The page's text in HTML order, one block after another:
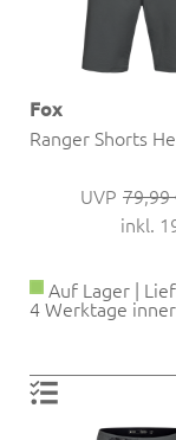
Fox
Ranger Shorts
79,99
inkl.
Auf Lager |
4 Werktage